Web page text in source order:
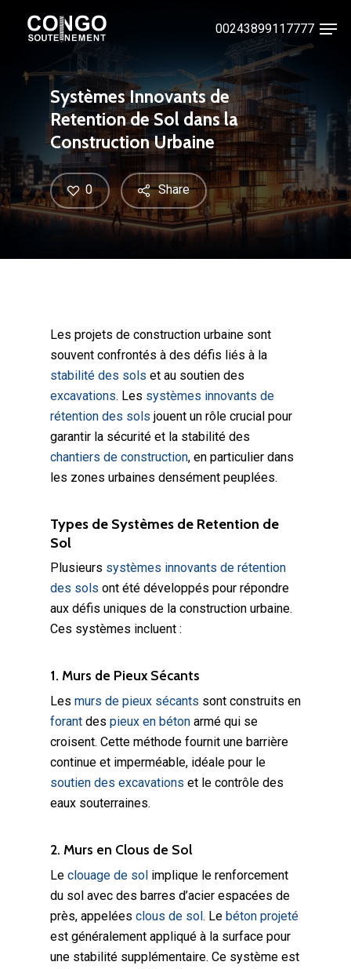
content
00243899117777
Systèmes Innovants de
Retention de Sol dans la
Construction Urbaine
Share
0
Les projets de construction urbaine sont
souvent confrontés à des défis liés à la
stabilité des sols et au soutien des
excavations. Les systèmes innovants de
rétention des sols jouent un rôle crucial pour
garantir la sécurité et la stabilité des
chantiers de construction, en particulier dans
les zones urbaines densément peuplées.
Types de Systèmes de Retention de
Sol
Plusieurs systèmes innovants de rétention
des sols ont été développés pour répondre
aux défis uniques de la construction urbaine.
Ces systèmes incluent :
1. Murs de Pieux Sécants
Les murs de pieux sécants sont construits en
forant des pieux en béton armé qui se
croisent. Cette méthode fournit une barrière
continue et imperméable, idéale pour le
soutien des excavations et le contrôle des
eaux souterraines.
2. Murs en Clous de Sol
Le clouage de sol implique le renforcement
du sol avec des barres d’acier espacées de
près, appelées clous de sol. Le béton projeté
est généralement appliqué à la surface pour
une stabilité supplémentaire. Ce système est
Close